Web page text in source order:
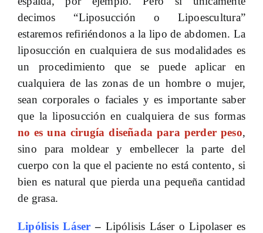
decimos “Liposucción o Lipoescultura”
estaremos refiriéndonos a la lipo de abdomen. La
liposucción en cualquiera de sus modalidades es
un procedimiento que se puede aplicar en
cualquiera de las zonas de un hombre o mujer,
sean corporales o faciales y es importante saber
que la liposucción en cualquiera de sus formas
no es una cirugía diseñada para perder peso,
sino para moldear y embellecer la parte del
cuerpo con la que el paciente no está contento, si
bien es natural que pierda una pequeña cantidad
de grasa.
Lipólisis Láser – Lipólisis Láser o Lipolaser es